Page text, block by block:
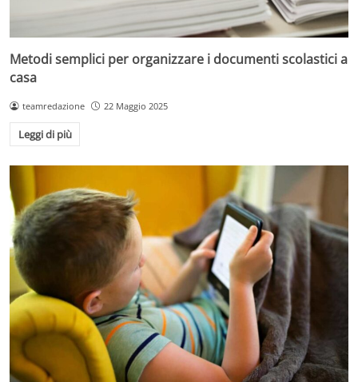
Metodi semplici per organizzare i documenti scolastici a
casa
teamredazione 22 Maggio 2025
Leggi di più